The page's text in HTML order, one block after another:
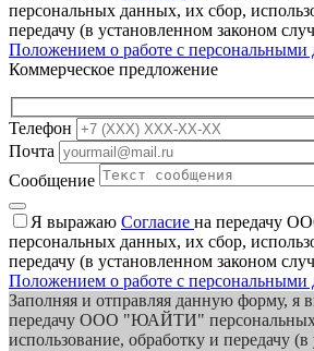
персональных данных, их сбор,
передачу (в установленном законом
Положением о работе с
Коммерческое предложение
Телефон
Почта
Сообщение
Я выражаю Согласие на передачу
персональных данных, их сбор,
передачу (в установленном законом
Положением о работе с
Заполняя и отправляя данную форму, я
передачу ООО "ЮАЙТИ" персональных
использование, обработку и передачу